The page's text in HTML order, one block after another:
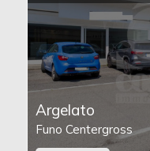
Argelato
Funo Centergross